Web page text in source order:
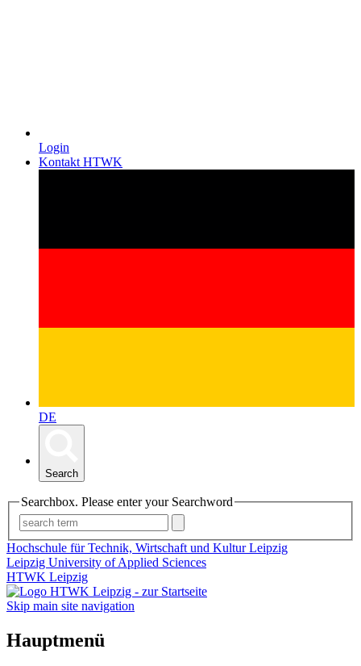
Login
Kontakt HTWK
DE
Search
Searchbox. Please enter your Searchword
Hochschule für Technik, Wirtschaft und Kultur Leipzig
Leipzig University of Applied Sciences
HTWK Leipzig
Skip main site navigation
Hauptmenü